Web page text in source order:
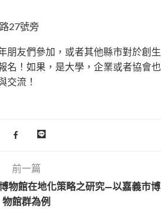
27號旁
朋友們參加，或者其他縣市對於創生
名！如果，是大學，企業或者協會也
交流！
前一篇
物館在地化策略之研究—以嘉義市博
物館群為例